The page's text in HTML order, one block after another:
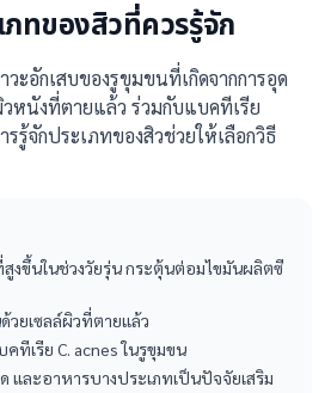
ภทของสิวที่ควรรู้จัก
วะอักเสบของรูขุมขนที่เกิดจากการอุด
หนังที่ตายแล้ว ร่วมกับแบคทีเรีย
รรู้จักประเภทของสิวช่วยให้เลือกวิธี
สูงขึ้นในช่วงวัยรุ่น กระตุ้นต่อมไขมันผลิตซี
วยเซลล์ผิวที่ตายแล้ว
ทีเรีย C. acnes ในรูขุมขน
และอาหารบางประเภทเป็นปัจจัยเสริม